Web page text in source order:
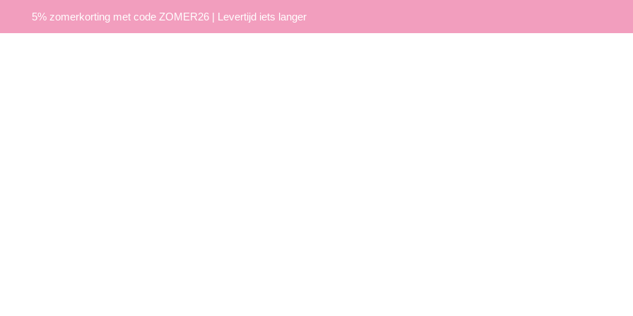
5% zomerkorting met code ZOMER26 | Levertijd iets langer